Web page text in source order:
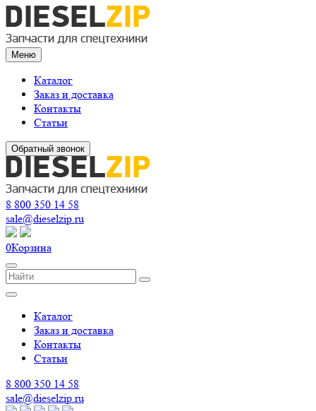
Меню
Каталог
Заказ и доставка
Контакты
Статьи
Обратный звонок
8 800 350 14 58
sale@dieselzip.ru
0Корзина
Каталог
Заказ и доставка
Контакты
Статьи
8 800 350 14 58
sale@dieselzip.ru